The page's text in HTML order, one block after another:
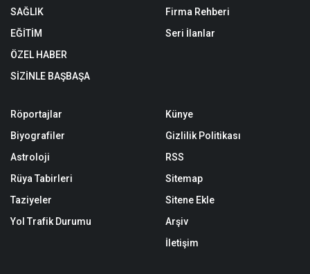
SAĞLIK
EĞİTİM
ÖZEL HABER
SİZİNLE BAŞBAŞA
Firma Rehberi
Seri İlanlar
Röportajlar
Biyografiler
Astroloji
Rüya Tabirleri
Taziyeler
Yol Trafik Durumu
Künye
Gizlilik Politikası
RSS
Sitemap
Sitene Ekle
Arşiv
İletişim